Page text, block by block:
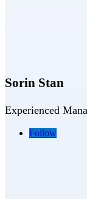
Sorin Stan
Experienced
Follow